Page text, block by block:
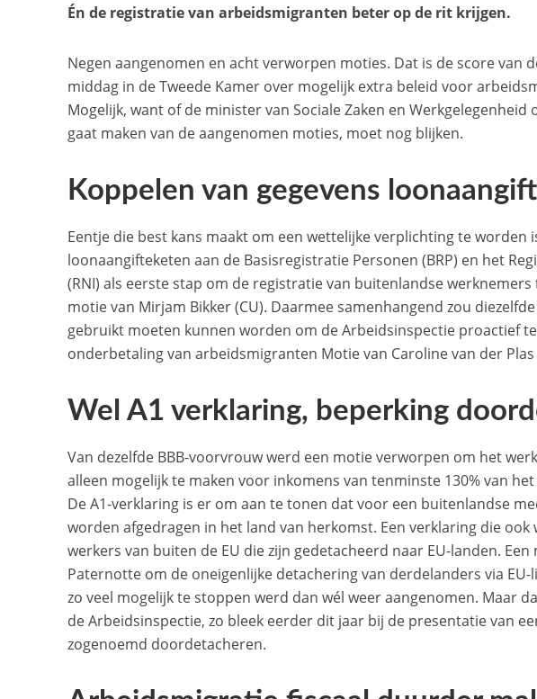
Én de registratie van arbeidsmigranten beter op de rit krijgen.
Negen aangenomen en acht verworpen moties. Dat is de score van
middag in de Tweede Kamer over mogelijk extra beleid voor
Mogelijk, want of de minister van Sociale Zaken en Werkgelegenheid
gaat maken van de aangenomen moties, moet nog blijken.
Koppelen van gegevens
Eentje die best kans maakt om een wettelijke verplichting te worden
loonaangifteketen aan de Basisregistratie Personen (BRP) en het
(RNI) als eerste stap om de registratie van buitenlandse
motie van Mirjam Bikker (CU). Daarmee samenhangend zou
gebruikt moeten kunnen worden om de Arbeidsinspectie proactief
onderbetaling van arbeidsmigranten Motie van Caroline van der Plas
Wel A1 verklaring, beperking
Van dezelfde BBB-voorvrouw werd een motie verworpen om het
alleen mogelijk te maken voor inkomens van tenminste 130% van
De A1-verklaring is er om aan te tonen dat voor een buitenlandse
worden afgedragen in het land van herkomst. Een verklaring die
werkers van buiten de EU die zijn gedetacheerd naar EU-landen. Een
Paternotte om de oneigenlijke detachering van derdelanders via
zo veel mogelijk te stoppen werd dan wél weer aangenomen. Maar
de Arbeidsinspectie, zo bleek eerder dit jaar bij de presentatie van
zogenoemd doordetacheren.